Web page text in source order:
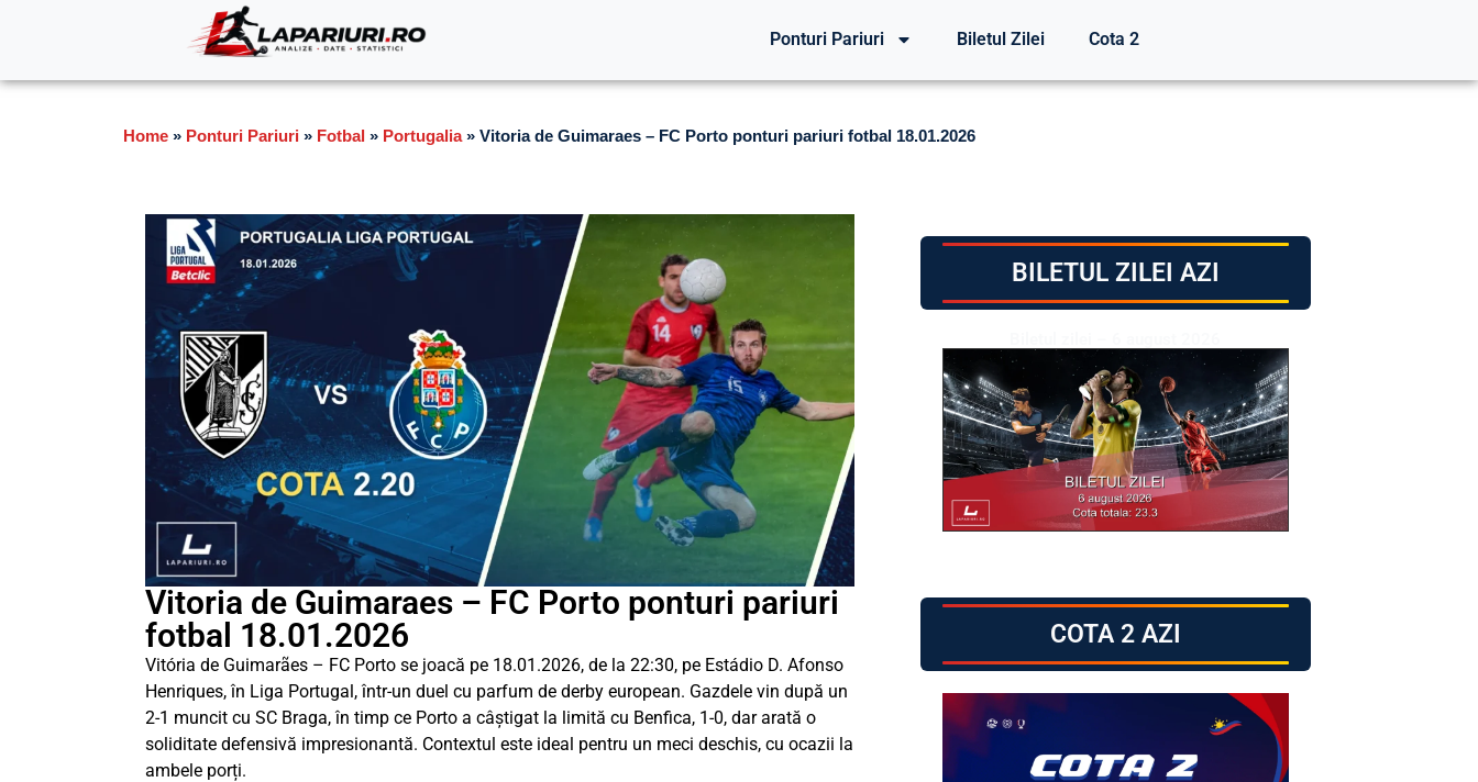
Ponturi Pariuri Biletul Zilei Cota 2
Home » Ponturi Pariuri » Fotbal » Portugalia» Vitoria de Guimaraes – FC Porto ponturi pariuri fotbal 18.01.2026
Vitoria de Guimaraes – FC Porto ponturi pariuri
fotbal 18.01.2026
Vitória de Guimarães – FC Porto se joacă pe 18.01.2026, de la 22:30, pe Estádio D. Afonso
Henriques, în Liga Portugal, într-un duel cu parfum de derby european. Gazdele vin după un
2-1 muncit cu SC Braga, în timp ce Porto a câștigat la limită cu Benfica, 1-0, dar arată o
soliditate defensivă impresionantă. Contextul este ideal pentru un meci deschis, cu ocazii la
ambele porți.
BILETUL ZILEI AZI
COTA 2 AZI